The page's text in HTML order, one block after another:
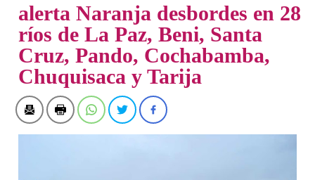
alerta Naranja desbordes en 28
ríos de La Paz, Beni, Santa
Cruz, Pando, Cochabamba,
Chuquisaca y Tarija